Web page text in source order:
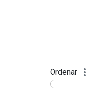
Ordenar